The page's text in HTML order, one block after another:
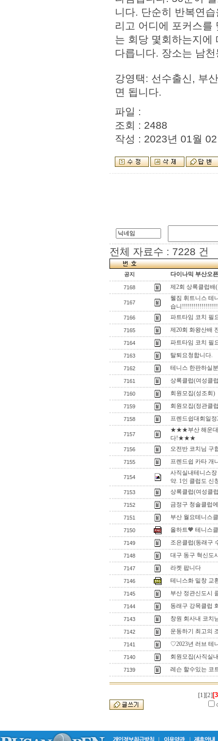
니다. 단순히 반복연
리고 어디에 포커스를
는 회당 몇회하는지에
다릅니다. 장소는 남
강영택: 선수출신, 부
면 됩니다.
파일 :
조회 : 2488
작성 : 2023년 01월
전체 자료수 : 7228 건
공지 다이나믹 부산오
7168 제2회 상록클럽배
7167
웰짐 휘트니스
습니
7166 파트타임 코치 필
7165 제20회 화왕산배
7164 파트타임 코치 필
7163 탈퇴요청합니다.
7162 테니스 한판하실
7161 상록클럽(여성클
7160 회원모집(성조회)
7159 회원모집(정관클
7158 프렌드쉽대회일
7157
★★★부산 해운대
다!★★★
7156 오전반 코치님 구
7155 프렌드쉽 카타 개
7154
사직실내테니스
약. 1인 클럽도 신
7153 상록클럽(여성클
7152 금정구 청솔클럽
7151 부산 월요테니스
7150 올하트🧡 테니스
7149 조은클럽(동래구
7148 대구 동구 혁신도
7147 라켓 팝니다
7146 테니스화 밑창 교
7145 부산 정관신도시
7144 동래구 강목클럽
7143 창원 회사내 코치
7142 운동하기 최고의
7141 ♡2023년 러브 테
7140 회원모집(사직실
7139 레슨 할수있는 코
[1][2]